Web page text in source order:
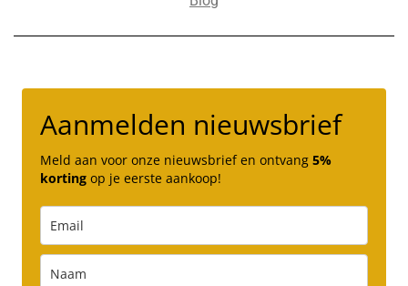
Aanmelden nieuwsbrief
Meld aan voor onze nieuwsbrief en ontvang 5%
korting op je eerste aankoop!